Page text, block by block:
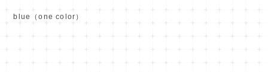
blue（one color）